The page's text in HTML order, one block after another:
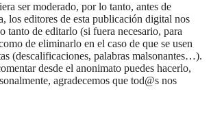
ser moderado, por lo tanto, antes de
los editores de esta publicación digital nos
tanto de editarlo (si fuera necesario, para
de eliminarlo en el caso de que se usen
(descalificaciones, palabras malsonantes…).
desde el anonimato puedes hacerlo,
agradecemos que tod@s nos